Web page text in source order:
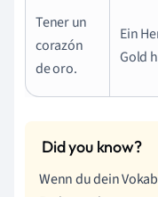
Tener un
corazón
de oro.
Ein
Gold
Wenn du dein